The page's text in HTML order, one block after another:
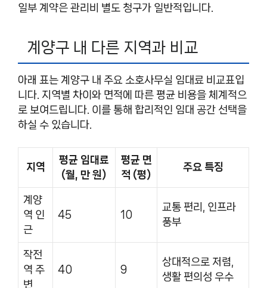
일부 계약은 관리비 별도 청구가 일반적입니다.
계양구 내 다른 지역과 비교
아래 표는 계양구 내 주요 소호사무실 임대료 비교표입
니다. 지역별 차이와 면적에 따른 평균 비용을 체계적으
로 보여드립니다. 이를 통해 합리적인 임대 공간 선택을
하실 수 있습니다.
지역
평균 임대료
(월, 만 원)
평균 면
적 (평)
주요 특징
계양
역 인
근
45 10
교통 편리, 인프라
풍부
작전
역 주
변
40 9
상대적으로 저렴,
생활 편의성 우수